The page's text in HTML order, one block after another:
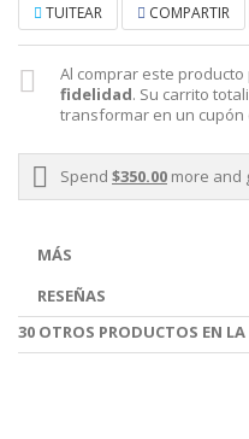
TUITEAR COMPARTIR
Al comprar este
fidelidad. Su carrito
transformar en un cupón
Spend $350.00 more and
MÁS
RESEÑAS
30 OTROS PRODUCTOS EN